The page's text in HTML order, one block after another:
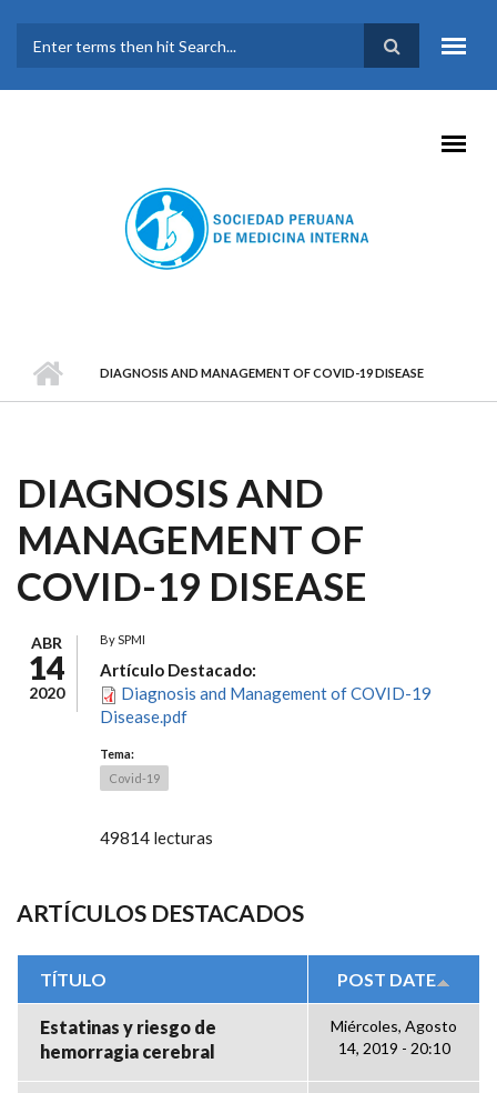
FORMULARIO DE
BÚSQUEDA
DIAGNOSIS AND MANAGEMENT OF COVID-19 DISEASE
DIAGNOSIS AND
MANAGEMENT OF
COVID-19 DISEASE
ABR
14
2020
BySPMI
Artículo Destacado:
Diagnosis and Management of COVID-19
Disease.pdf
Tema:
Covid-19
49814 lecturas
ARTÍCULOS DESTACADOS
TÍTULO POST DATE
Estatinas y riesgo de
hemorragia cerebral
Miércoles, Agosto
14, 2019 - 20:10